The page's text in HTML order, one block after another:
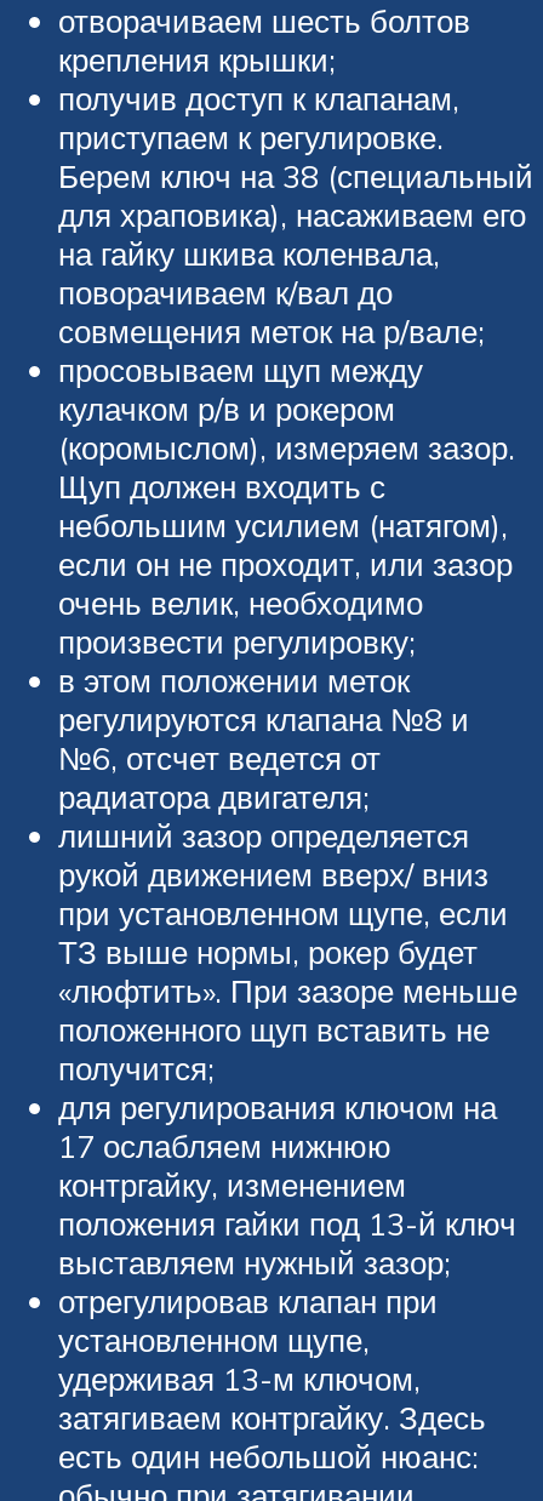
отворачиваем шесть болтов
крепления крышки;
получив доступ к клапанам,
приступаем к регулировке.
Берем ключ на 38 (специальный
для храповика), насаживаем его
на гайку шкива коленвала,
поворачиваем к/вал до
совмещения меток на р/вале;
просовываем щуп между
кулачком р/в и рокером
(коромыслом), измеряем зазор.
Щуп должен входить с
небольшим усилием (натягом),
если он не проходит, или зазор
очень велик, необходимо
произвести регулировку;
в этом положении меток
регулируются клапана №8 и
№6, отсчет ведется от
радиатора двигателя;
лишний зазор определяется
рукой движением вверх/ вниз
при установленном щупе, если
ТЗ выше нормы, рокер будет
«люфтить». При зазоре меньше
положенного щуп вставить не
получится;
для регулирования ключом на
17 ослабляем нижнюю
контргайку, изменением
положения гайки под 13-й ключ
выставляем нужный зазор;
отрегулировав клапан при
установленном щупе,
удерживая 13-м ключом,
затягиваем контргайку. Здесь
есть один небольшой нюанс: